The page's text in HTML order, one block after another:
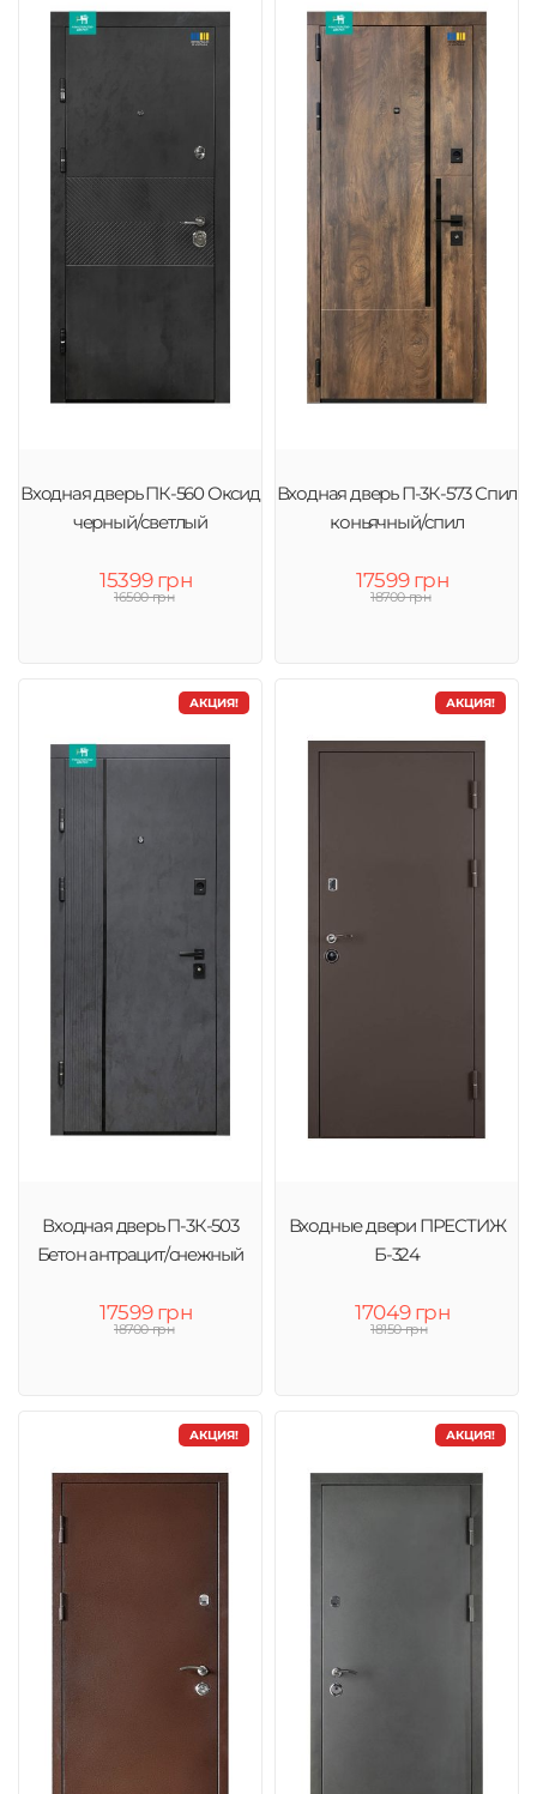
Входная дверь ПК-560 Оксид
черный/светлый
15399 грн
16500 грн
Входная дверь П-3К-573 Спил
коньячный/спил
17599 грн
18700 грн
АКЦИЯ!
Входная дверь П-3К-503
Бетон антрацит/снежный
17599 грн
18700 грн
АКЦИЯ!
Входные двери ПРЕСТИЖ
Б-324
17049 грн
18150 грн
АКЦИЯ! АКЦИЯ!